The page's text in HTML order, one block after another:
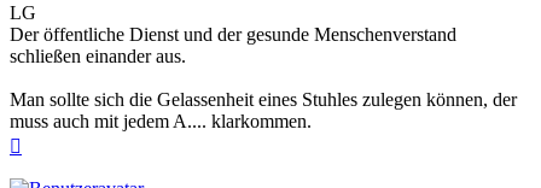
LG
Der öffentliche Dienst und der gesunde Menschenverstand
schließen einander aus.
Man sollte sich die Gelassenheit eines Stuhles zulegen können, der
muss auch mit jedem A.... klarkommen.